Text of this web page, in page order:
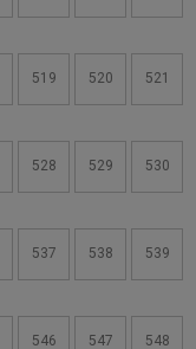
519 520 521
528 529 530
537 538 539
546 547 548